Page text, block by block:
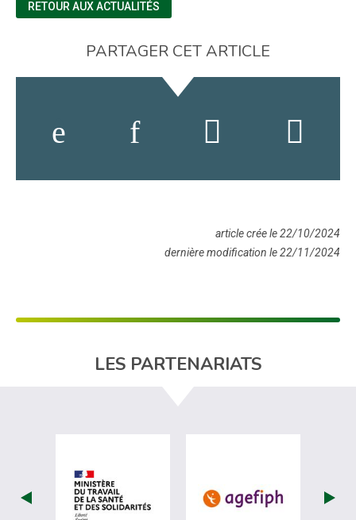
RETOUR AUX ACTUALITÉS
PARTAGER CET ARTICLE
article crée le 22/10/2024
dernière modification le 22/11/2024
LES PARTENARIATS
visiter les site de Ministère du travail
visiter les